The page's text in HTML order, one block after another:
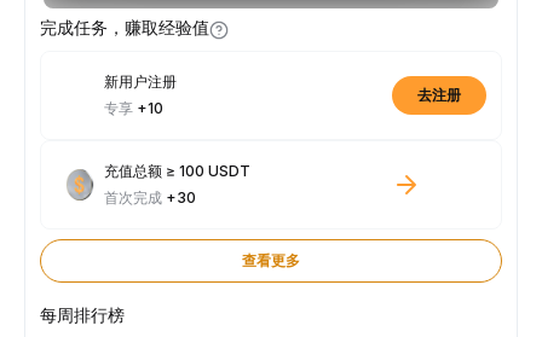
完成任务，赚取经验值
新用户注册
专享 +10
去注册
充值总额 ≥ 100 USDT
首次完成 +30
查看更多
每周排行榜